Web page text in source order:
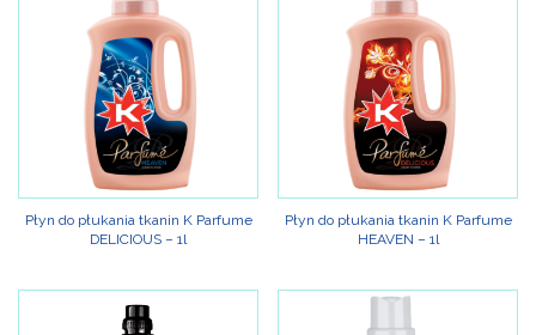
Płyn do płukania tkanin K Parfume
DELICIOUS – 1l
Płyn do płukania tkanin K Parfume
HEAVEN – 1l